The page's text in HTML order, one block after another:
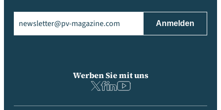
Werben Sie mit uns